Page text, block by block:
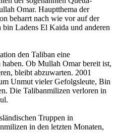
Omar. Hauptthema der
beharrt nach wie vor auf der
Ladens El Kaida und anderen
den Taliban eine
Ob Mullah Omar bereit ist,
bleibt abzuwarten. 2001
Unmut vieler Gefolgsleute, Bin
Die Talibanmilizen verloren in
Truppen in
in den letzten Monaten,